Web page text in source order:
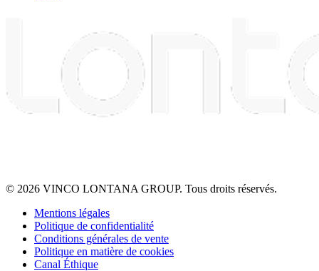
© 2026 VINCO LONTANA GROUP. Tous droits réservés.
Mentions légales
Politique de confidentialité
Conditions générales de vente
Politique en matière de cookies
Canal Éthique